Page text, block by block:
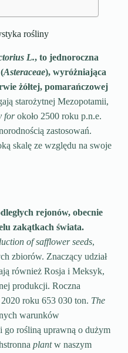
rośliny
L., to jednoroczna
Asteraceae), wyróżniająca
żółtej, pomarańczowej
starożytnej Mezopotamii,
forokoło 2500 roku p.n.e.
zastosowań.
skalę ze względu na swoje
rejonów, obecnie
zakątkach świata.
of safflower seeds,
zbiorów. Znaczący udział
również Rosja i Meksyk,
produkcji. Roczna
roku 653 030 ton. The
warunków
go rośliną uprawną o dużym
plantw naszym